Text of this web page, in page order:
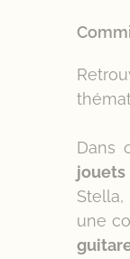
Dans
une